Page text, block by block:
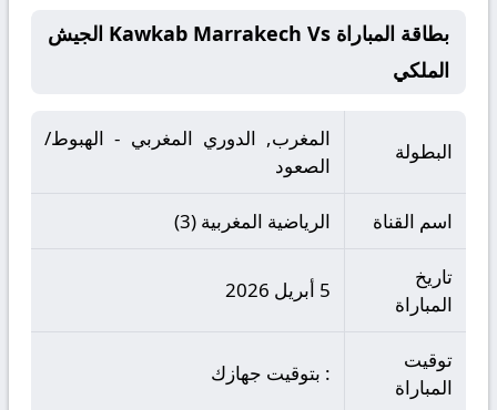
بطاقة المباراة Kawkab Marrakech Vs الجيش
الملكي
البطولة
المغرب, الدوري المغربي - الهبوط/
الصعود
اسم القناة الرياضية المغربية (3)
تاريخ
المباراة
5 أبريل 2026
توقيت
المباراة
: بتوقيت جهازك